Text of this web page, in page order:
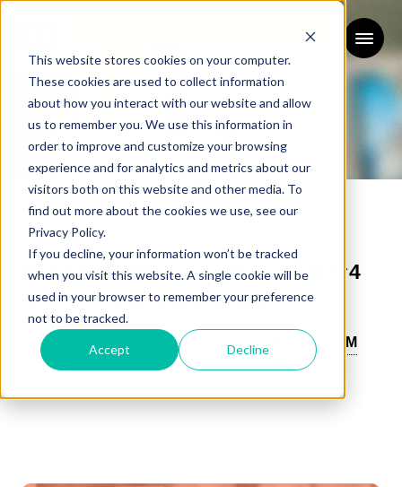
This website stores cookies on your computer.
These cookies are used to collect information
about how you interact with our website and allow
us to remember you. We use this information in
order to improve and customize your browsing
experience and for analytics and metrics about our
visitors both on this website and other media. To
find out more about the cookies we use, see our
Privacy Policy.
If you decline, your information won’t be tracked
when you visit this website. A single cookie will be
used in your browser to remember your preference
not to be tracked.
Accept Decline
ブログ
BLOG
HubSpot CRMビュー刷新：柔軟な4
タイプで業務可視化を強化
田村
更新日：
2026/05/25
公開日：
2026/05/24
HubSpot
CRM
HUBSHOT